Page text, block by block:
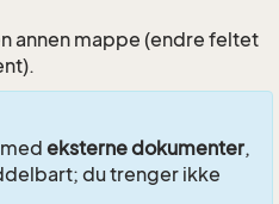
annen mappe (endre feltet
eksterne dokumenter,
du trenger ikke